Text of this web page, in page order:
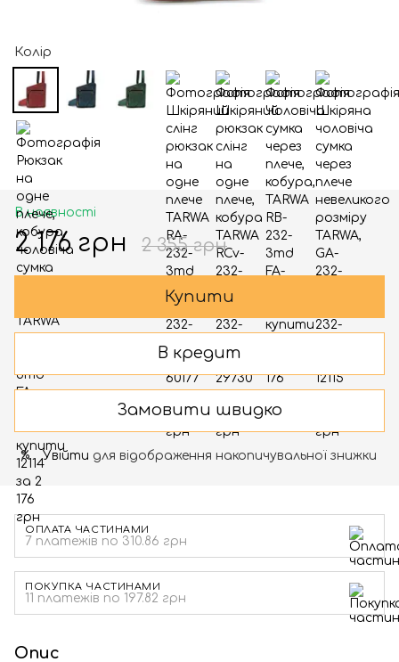
Колір
В наявності
2 176 грн 2 355 грн
Купити
В кредит
Замовити швидко
% Увійти для відображення накопичувальної знижки
ОПЛАТА ЧАСТИНАМИ
7 платежів по 310.86 грн
ПОКУПКА ЧАСТИНАМИ
11 платежів по 197.82 грн
Опис